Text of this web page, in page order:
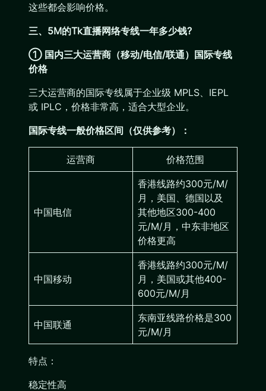
这些都会影响价格。
三、5M的Tk直播网络专线一年多少钱?
① 国内三大运营商（移动/电信/联通）国际专线
价格
三大运营商的国际专线属于企业级 MPLS、IEPL
或 IPLC，价格非常高，适合大型企业。
国际专线一般价格区间（仅供参考）：
运营商 价格范围
中国电信
香港线路约300元/M/
月，美国、德国以及
其他地区300-400
元/M/月，中东非地区
价格更高
中国移动
香港线路约300元/M/
月，美国或其他400-
600元/M/月
中国联通
东南亚线路价格是300
元/M/月
特点：
稳定性高